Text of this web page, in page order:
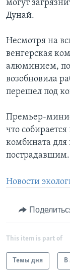
могут
Дунай.
Несмотря на
венгерская
алюминием, по
возобновила
перешел под
Премьер-
что
комбината
пострадавшим.
Новости
This item is part of
Темы дня